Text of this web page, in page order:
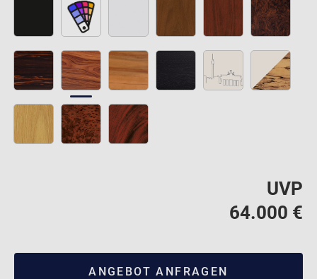
UVP
64.000 €
ANGEBOT ANFRAGEN